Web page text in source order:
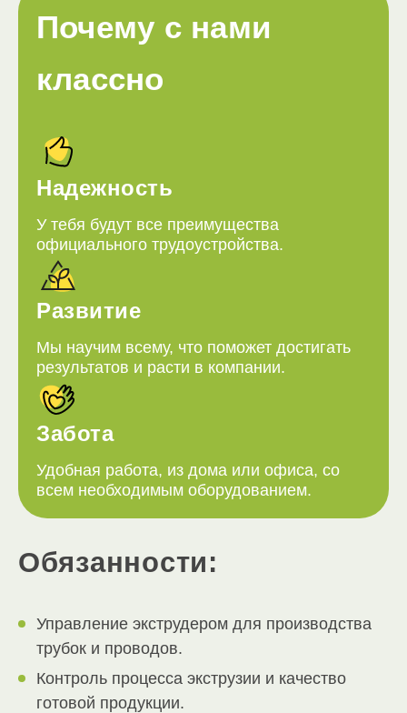
Почему с нами
классно
Надежность
У тебя будут все преимущества
официального трудоустройства.
Развитие
Мы научим всему, что поможет достигать
результатов и расти в компании.
Забота
Удобная работа, из дома или офиса, со
всем необходимым оборудованием.
Обязанности:
Управление экструдером для производства
трубок и проводов.
Контроль процесса экструзии и качество
готовой продукции.